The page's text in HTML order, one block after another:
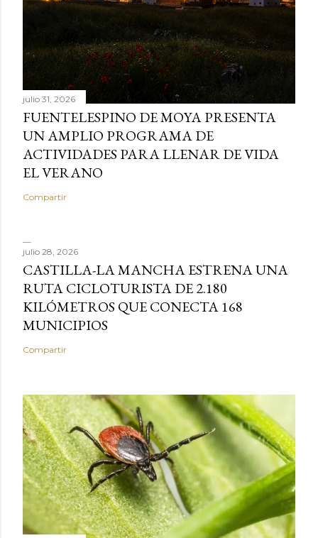
julio 31, 2026
FUENTELESPINO DE MOYA PRESENTA
UN AMPLIO PROGRAMA DE
ACTIVIDADES PARA LLENAR DE VIDA
EL VERANO
Compartir
julio 28, 2026
CASTILLA-LA MANCHA ESTRENA UNA
RUTA CICLOTURISTA DE 2.180
KILÓMETROS QUE CONECTA 168
MUNICIPIOS
Compartir